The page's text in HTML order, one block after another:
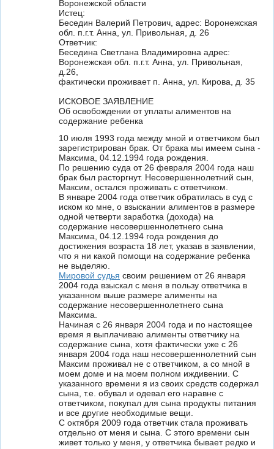
Воронежской области
Истец:
Беседин Валерий Петрович, адрес: Воронежская
обл. п.г.т. Анна, ул. Привольная, д. 26
Ответчик:
Беседина Светлана Владимировна адрес:
Воронежская обл. п.г.т. Анна, ул. Привольная,
д.26,
фактически проживает п. Анна, ул. Кирова, д. 35
ИСКОВОЕ ЗАЯВЛЕНИЕ
Об освобождении от уплаты алиментов на
содержание ребенка
10 июля 1993 года между мной и ответчиком был
зарегистрирован брак. От брака мы имеем сына -
Максима, 04.12.1994 года рождения.
По решению суда от 26 февраля 2004 года наш
брак был расторгнут. Несовершеннолетний сын,
Максим, остался проживать с ответчиком.
В январе 2004 года ответчик обратилась в суд с
иском ко мне, о взыскании алиментов в размере
одной четверти заработка (дохода) на
содержание несовершеннолетнего сына
Максима, 04.12.1994 года рождения до
достижения возраста 18 лет, указав в заявлении,
что я ни какой помощи на содержание ребенка
не выделяю.
Мировой судья своим решением от 26 января
2004 года взыскал с меня в пользу ответчика в
указанном выше размере алименты на
содержание несовершеннолетнего сына
Максима.
Начиная с 26 января 2004 года и по настоящее
время я выплачиваю алименты ответчику на
содержание сына, хотя фактически уже с 26
января 2004 года наш несовершеннолетний сын
Максим проживал не с ответчиком, а со мной в
моем доме и на моем полном иждивении. С
указанного времени я из своих средств содержал
сына, т.е. обувал и одевал его наравне с
ответчиком, покупал для сына продукты питания
и все другие необходимые вещи.
С октября 2009 года ответчик стала проживать
отдельно от меня и сына. С этого времени сын
живет только у меня, у ответчика бывает редко и